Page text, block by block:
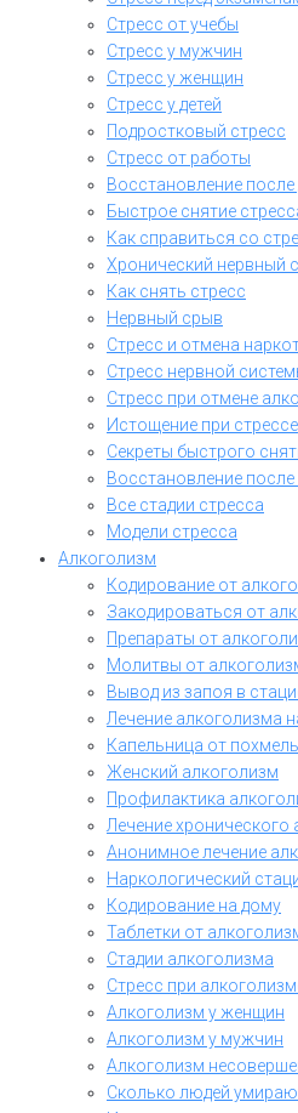
Стресс от учебы
Стресс у мужчин
Стресс у женщин
Стресс у детей
Подростковый стресс
Стресс от работы
Восстановление после
Быстрое снятие
Как справиться со
Хронический нервный
Как снять стресс
Нервный срыв
Стресс и отмена
Стресс нервной
Стресс при отмене
Истощение при стрессе
Секреты быстрого
Восстановление после
Все стадии стресса
Модели стресса
Алкоголизм
Кодирование от
Закодироваться от
Препараты от
Молитвы от
Вывод из запоя в
Лечение алкоголизма
Капельница от
Женский алкоголизм
Профилактика
Лечение хронического
Анонимное лечение
Наркологический
Кодирование на дому
Таблетки от
Стадии алкоголизма
Стресс при
Алкоголизм у женщин
Алкоголизм у мужчин
Алкоголизм
Сколько людей